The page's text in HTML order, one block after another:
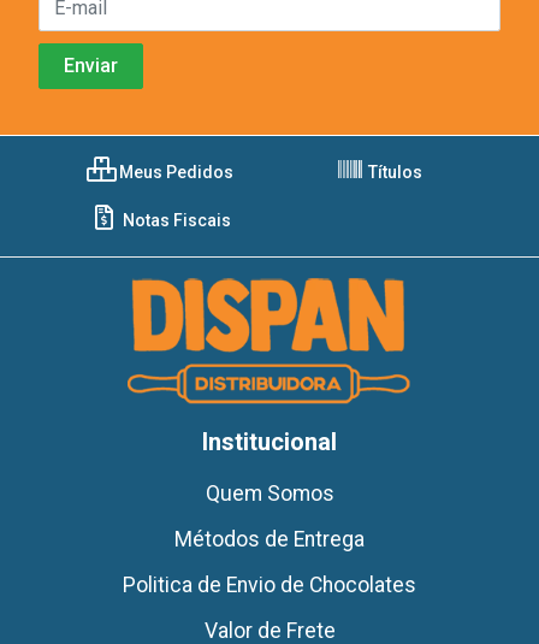
Meus Pedidos Títulos
Notas Fiscais
Institucional
Quem Somos
Métodos de Entrega
Politica de Envio de Chocolates
Valor de Frete